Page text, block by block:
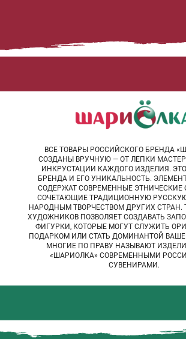
ВСЕ ТОВАРЫ РОССИЙСКОГО БРЕНДА
СОЗДАНЫ ВРУЧНУЮ — ОТ ЛЕПКИ
ИНКРУСТАЦИИ КАЖДОГО ИЗДЕЛИЯ.
БРЕНДА И ЕГО УНИКАЛЬНОСТЬ.
СОДЕРЖАТ СОВРЕМЕННЫЕ ЭТНИЧЕСКИЕ
СОЧЕТАЮЩИЕ ТРАДИЦИОННУЮ
НАРОДНЫМ ТВОРЧЕСТВОМ ДРУГИХ СТРАН.
ХУДОЖНИКОВ ПОЗВОЛЯЕТ СОЗДАВАТЬ
ФИГУРКИ, КОТОРЫЕ МОГУТ СЛУЖИТЬ
ПОДАРКОМ ИЛИ СТАТЬ ДОМИНАНТОЙ
МНОГИЕ ПО ПРАВУ НАЗЫВАЮТ
«ШАРИОЛКА» СОВРЕМЕННЫМИ
СУВЕНИРАМИ.